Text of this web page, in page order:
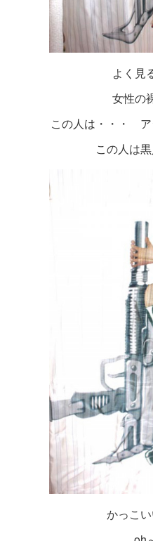
よく見
女性の
この人は・・・ ア
この人は
かっこ